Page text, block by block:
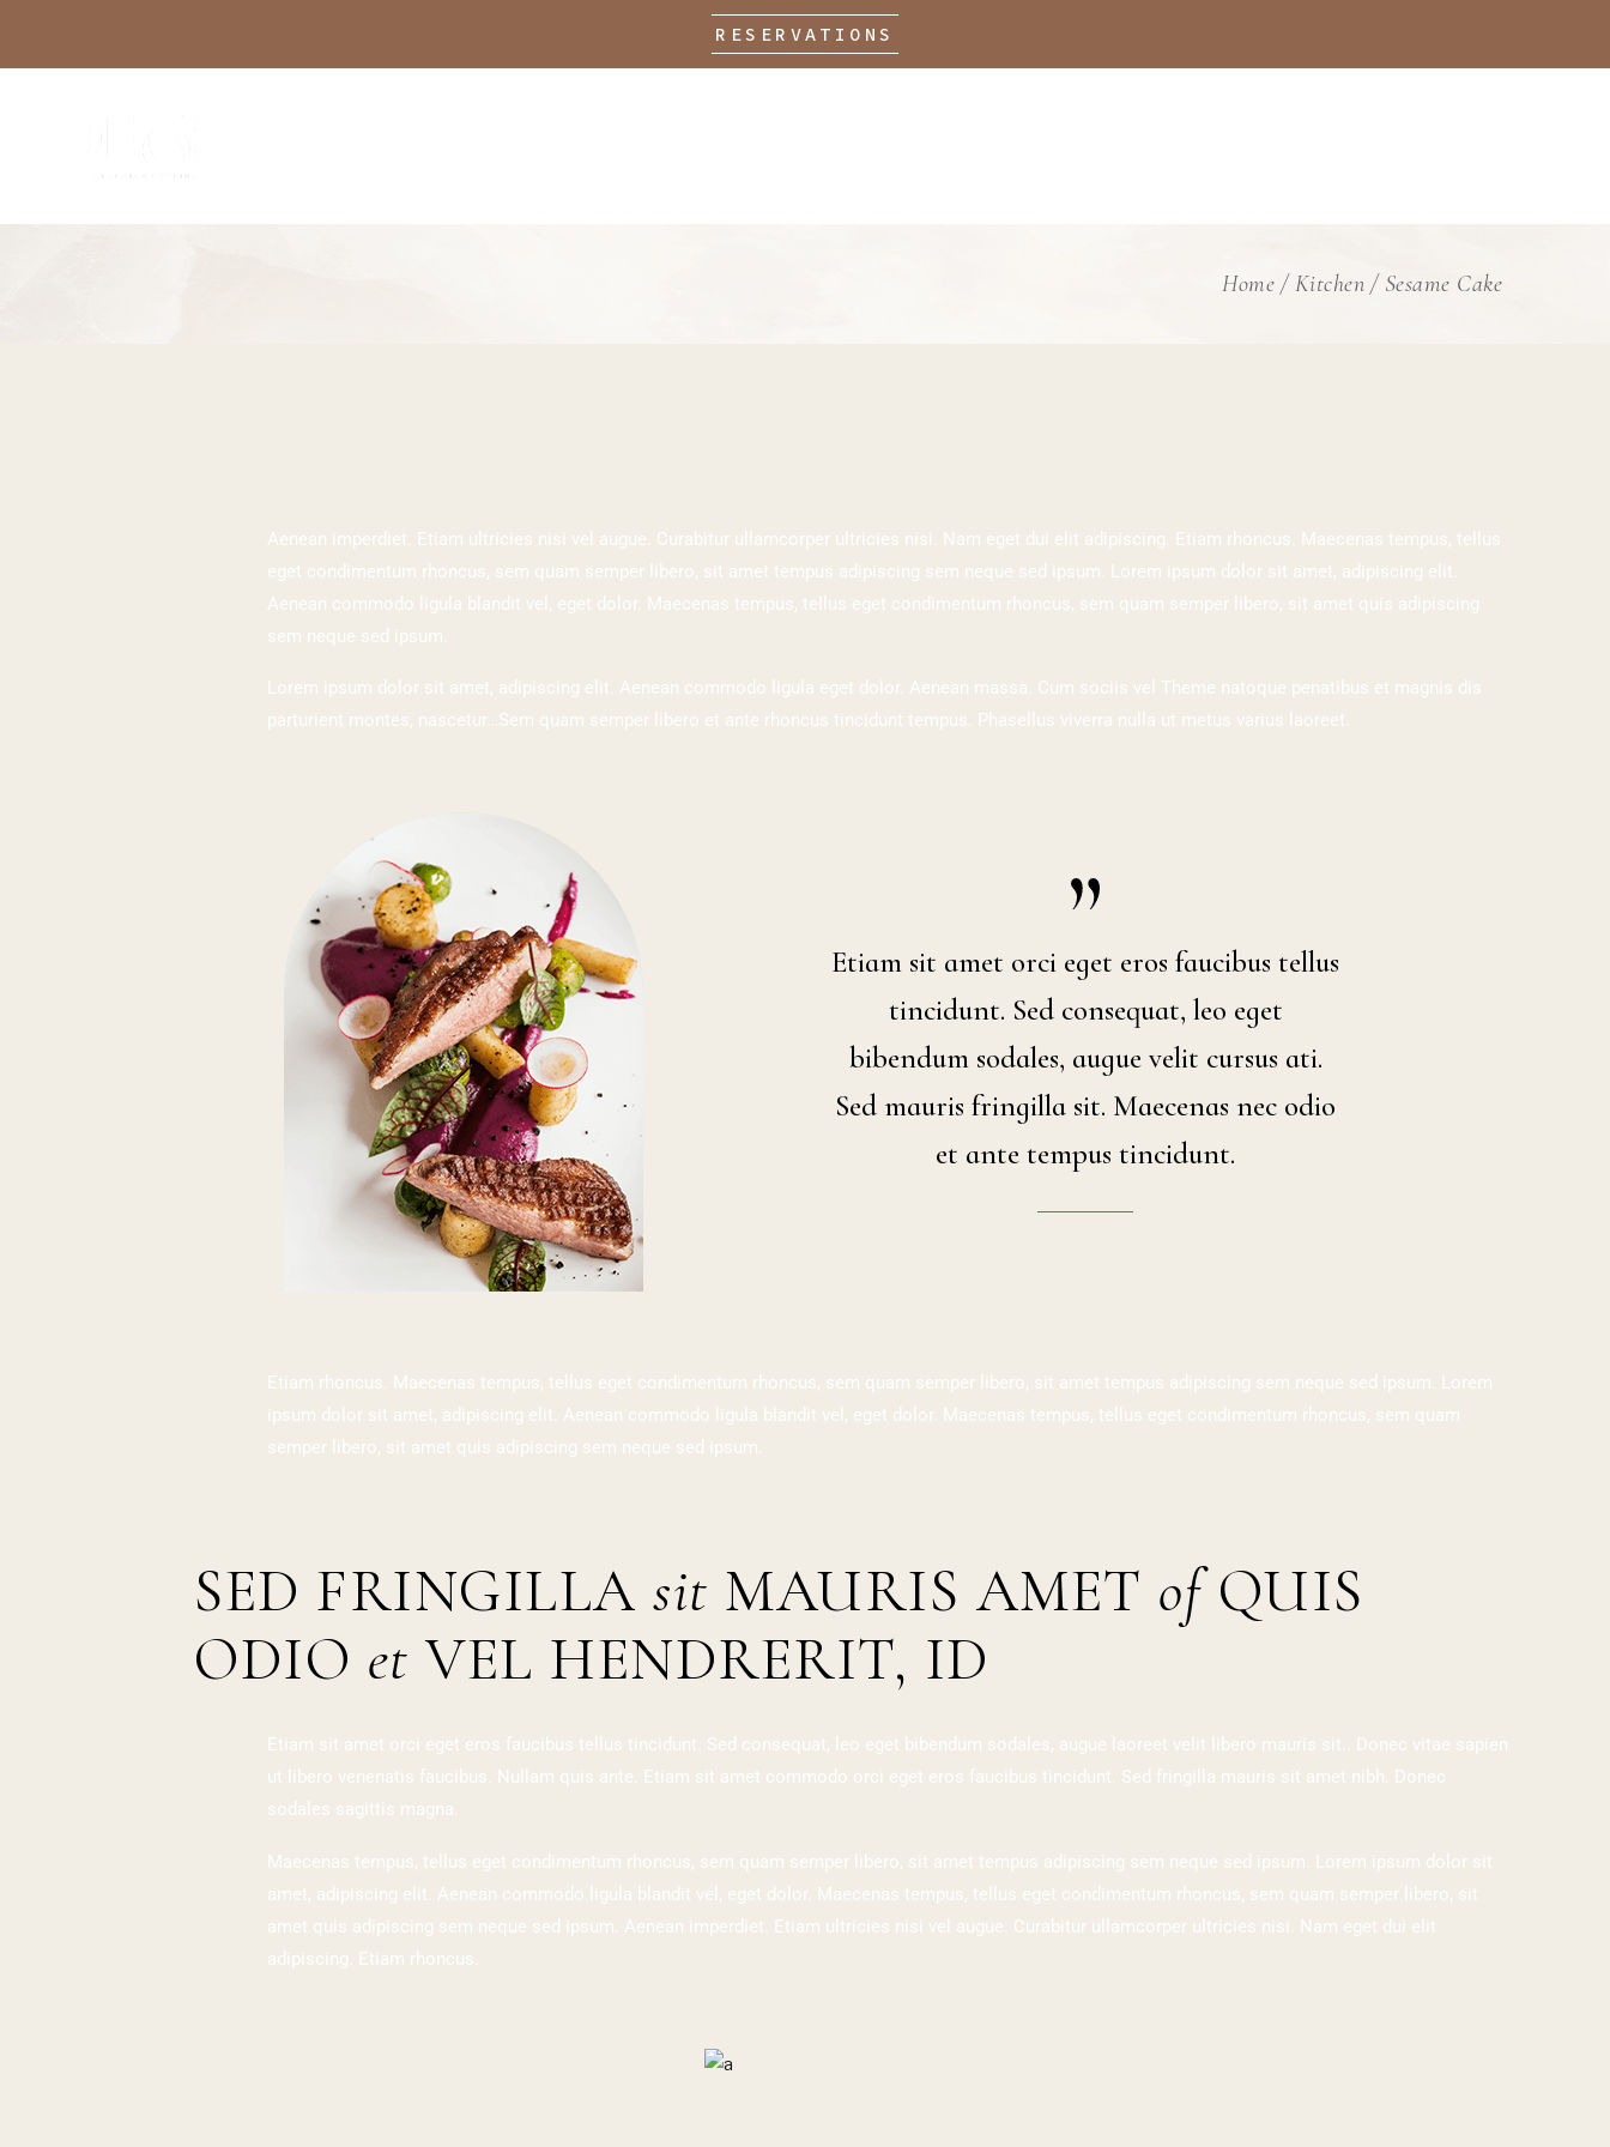
RESERVATIONS
Home Kitchen Sesame Cake
Aenean imperdiet. Etiam ultricies nisi vel augue. Curabitur ullamcorper ultricies nisi. Nam eget dui elit adipiscing. Etiam rhoncus. Maecenas tempus, tellus
eget condimentum rhoncus, sem quam semper libero, sit amet tempus adipiscing sem neque sed ipsum. Lorem ipsum dolor sit amet, adipiscing elit.
Aenean commodo ligula blandit vel, eget dolor. Maecenas tempus, tellus eget condimentum rhoncus, sem quam semper libero, sit amet quis adipiscing
sem neque sed ipsum.
Lorem ipsum dolor sit amet, adipiscing elit. Aenean commodo ligula eget dolor. Aenean massa. Cum sociis vel Theme natoque penatibus et magnis dis
parturient montes, nascetur…Sem quam semper libero et ante rhoncus tincidunt tempus. Phasellus viverra nulla ut metus varius laoreet.
Etiam sit amet orci eget eros faucibus tellus
tincidunt. Sed consequat, leo eget
bibendum sodales, augue velit cursus ati.
Sed mauris fringilla sit. Maecenas nec odio
et ante tempus tincidunt.
Etiam rhoncus. Maecenas tempus, tellus eget condimentum rhoncus, sem quam semper libero, sit amet tempus adipiscing sem neque sed ipsum. Lorem
ipsum dolor sit amet, adipiscing elit. Aenean commodo ligula blandit vel, eget dolor. Maecenas tempus, tellus eget condimentum rhoncus, sem quam
semper libero, sit amet quis adipiscing sem neque sed ipsum.
SED FRINGILLA sit MAURIS AMET ofQUIS
ODIO et VEL HENDRERIT, ID
Etiam sit amet orci eget eros faucibus tellus tincidunt. Sed consequat, leo eget bibendum sodales, augue laoreet velit libero mauris sit.. Donec vitae sapien
ut libero venenatis faucibus. Nullam quis ante. Etiam sit amet commodo orci eget eros faucibus tincidunt. Sed fringilla mauris sit amet nibh. Donec
sodales sagittis magna.
Maecenas tempus, tellus eget condimentum rhoncus, sem quam semper libero, sit amet tempus adipiscing sem neque sed ipsum. Lorem ipsum dolor sit
amet, adipiscing elit. Aenean commodo ligula blandit vel, eget dolor. Maecenas tempus, tellus eget condimentum rhoncus, sem quam semper libero, sit
amet quis adipiscing sem neque sed ipsum. Aenean imperdiet. Etiam ultricies nisi vel augue. Curabitur ullamcorper ultricies nisi. Nam eget dui elit
adipiscing. Etiam rhoncus.